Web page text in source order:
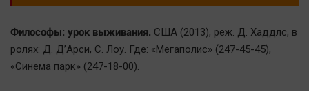
Светская жизнь
Тенденции
Философы: урок выживания. США (2013), реж. Д. Хаддлс, в
ролях: Д. Д’Арси, С. Лоу. Где: «Мегаполис» (247-45-45),
«Синема парк» (247-18-00).